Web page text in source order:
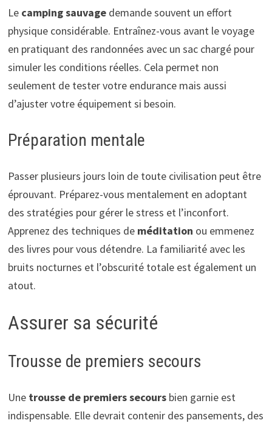
Le camping sauvagedemande souvent un effort
physique considérable. Entraînez-vous avant le voyage
en pratiquant des randonnées avec un sac chargé pour
simuler les conditions réelles. Cela permet non
seulement de tester votre endurance mais aussi
d’ajuster votre équipement si besoin.
Préparation mentale
Passer plusieurs jours loin de toute civilisation peut être
éprouvant. Préparez-vous mentalement en adoptant
des stratégies pour gérer le stress et l’inconfort.
Apprenez des techniques de méditation ou emmenez
des livres pour vous détendre. La familiarité avec les
bruits nocturnes et l’obscurité totale est également un
atout.
Assurer sa sécurité
Trousse de premiers secours
Une trousse de premiers secoursbien garnie est
indispensable. Elle devrait contenir des pansements, des